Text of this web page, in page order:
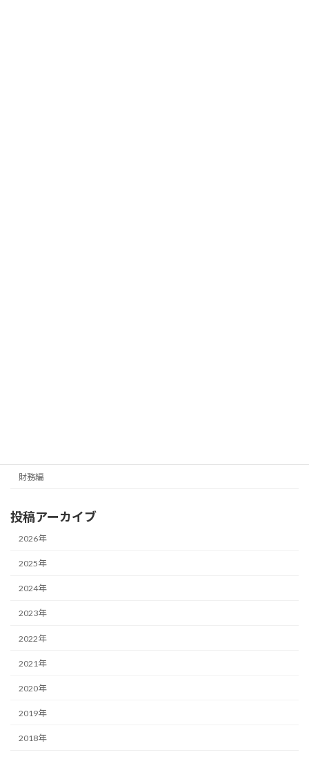
財務編
投稿アーカイブ
2026年
2025年
2024年
2023年
2022年
2021年
2020年
2019年
2018年